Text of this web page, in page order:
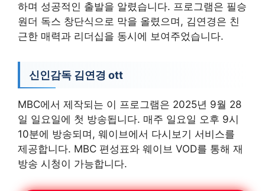
하며 성공적인 출발을 알렸습니다. 프로그램은 필승
원더 독스 창단식으로 막을 올렸으며, 김연경은 친
근한 매력과 리더십을 동시에 보여주었습니다.
신인감독 김연경 ott
MBC에서 제작되는 이 프로그램은 2025년 9월 28
일 일요일에 첫 방송됩니다. 매주 일요일 오후 9시
10분에 방송되며, 웨이브에서 다시보기 서비스를
제공합니다. MBC 편성표와 웨이브 VOD를 통해 재
방송 시청이 가능합니다.